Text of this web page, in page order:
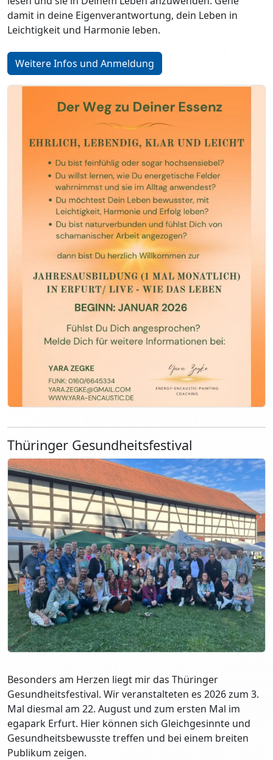
damit in deine Eigenverantwortung, dein Leben in
Leichtigkeit und Harmonie leben.
Weitere Infos und Anmeldung
Thüringer Gesundheitsfestival
Besonders am Herzen liegt mir das Thüringer
Gesundheitsfestival. Wir veranstalteten es 2026 zum 3.
Mal diesmal am 22. August und zum ersten Mal im
egapark Erfurt. Hier können sich Gleichgesinnte und
Gesundheitsbewusste treffen und bei einem breiten
Publikum zeigen.